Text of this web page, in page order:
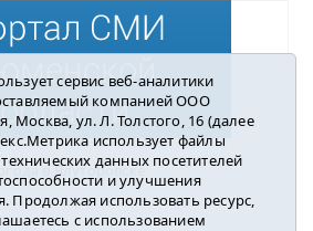
в Ялуторовске
сервис веб-аналитики
компанией ООО
Москва, ул. Л. Толстого, 16 (далее
использует файлы
данных посетителей
и улучшения
Продолжая использовать ресурс,
с использованием